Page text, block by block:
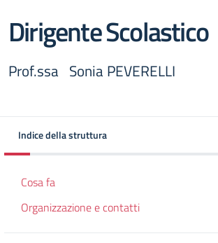
Dirigente Scolastico
Prof.ssa Sonia PEVERELLI
Indice della struttura
Cosa fa
Organizzazione e contatti